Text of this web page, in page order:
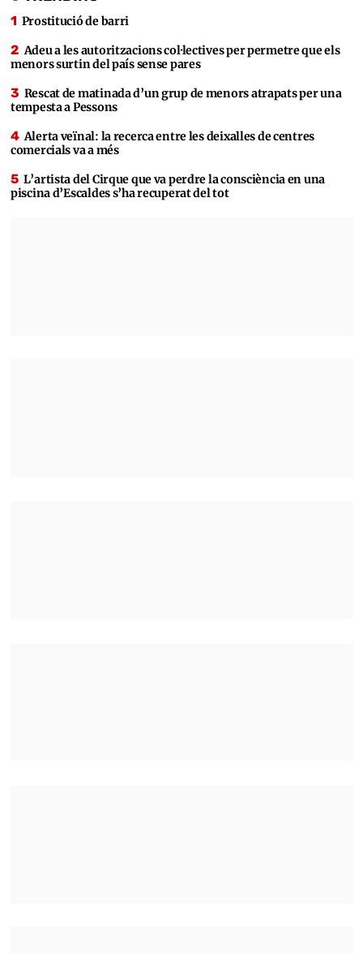
Prostitució de barri
Adeu a les autoritzacions col·lectives per permetre que els
menors surtin del país sense pares
Rescat de matinada d’un grup de menors atrapats per una
tempesta a Pessons
Alerta veïnal: la recerca entre les deixalles de centres
comercials va a més
L’artista del Cirque que va perdre la consciència en una
piscina d’Escaldes s’ha recuperat del tot